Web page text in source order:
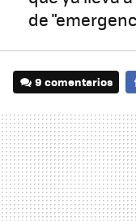
de
9 comentarios